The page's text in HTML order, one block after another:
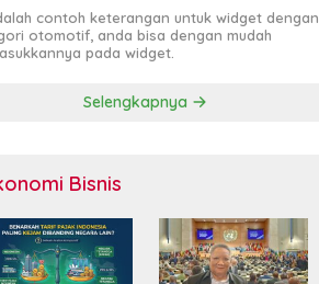
contoh keterangan untuk widget dengan
otomotif, anda bisa dengan mudah
pada widget.
Selengkapnya
Bisnis